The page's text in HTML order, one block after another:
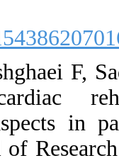
[
24. Esteki
review
disease.